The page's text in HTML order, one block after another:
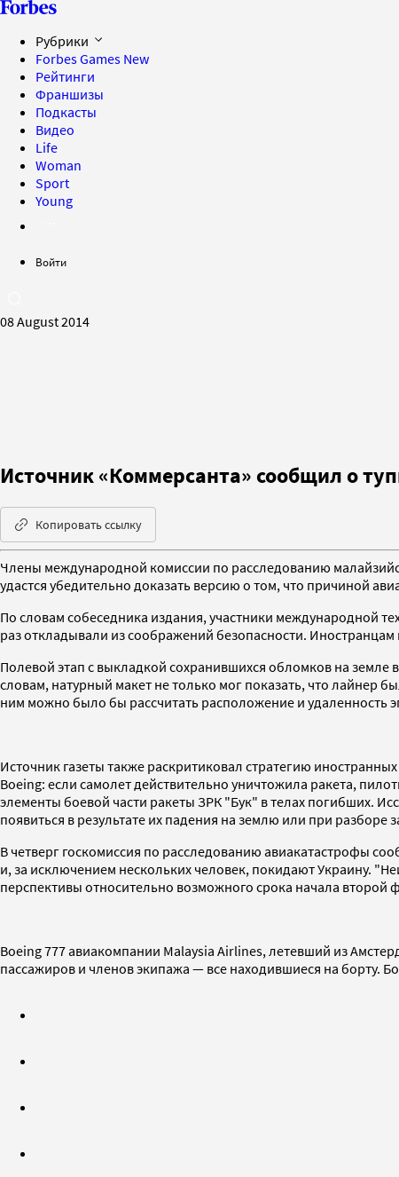
Рубрики
Forbes Games New
Рейтинги
Франшизы
Подкасты
Видео
Life
Woman
Sport
Young
Войти
08 August 2014
Источник «Коммерсанта» сообщил о
Копировать ссылку
Члены международной комиссии по расследованию
удастся убедительно доказать версию о том, что причиной
По словам собеседника издания, участники международной
раз откладывали из соображений безопасности.
Полевой этап с выкладкой сохранившихся обломков на
словам, натурный макет не только мог показать, что лайнер
ним можно было бы рассчитать расположение и удаленность
Источник газеты также раскритиковал стратегию
Boeing: если самолет действительно уничтожила ракета,
элементы боевой части ракеты ЗРК "Бук" в телах погибших.
появиться в результате их падения на землю или при разборе
В четверг госкомиссия по расследованию авиакатастрофы
и, за исключением нескольких человек, покидают Украину.
перспективы относительно возможного срока начала второй
Boeing 777 авиакомпании Malaysia Airlines, летевший из
пассажиров и членов экипажа — все находившиеся на